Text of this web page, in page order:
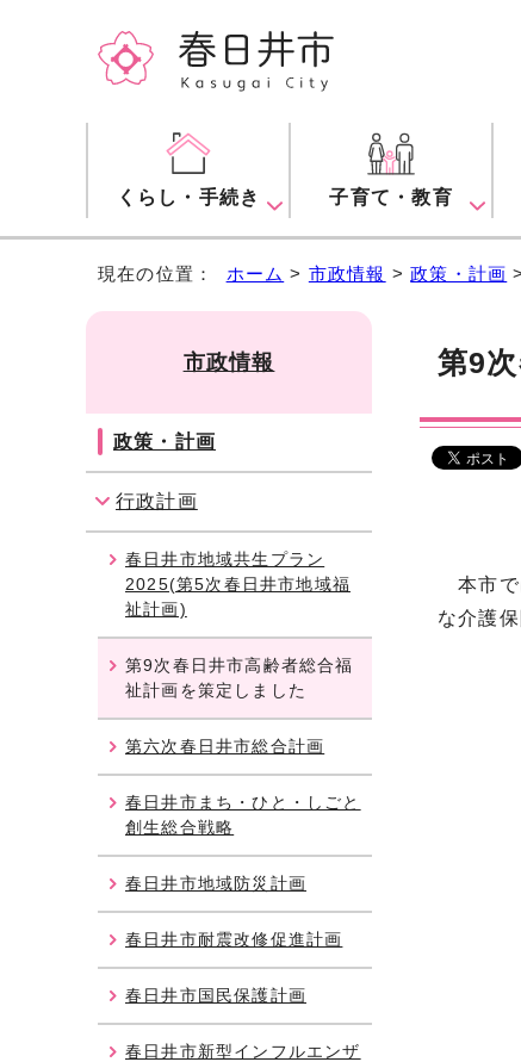
くらし・手続き 子育て・教育
現在の位置： ホーム > 市政情報 >政策・計画 >
第9
本市で
な介護
市政情報
政策・計画
行政計画
春日井市地域共生プラン
2025(第5次春日井市地域福
祉計画)
第9次春日井市高齢者総合福
祉計画を策定しました
第六次春日井市総合計画
春日井市まち・ひと・しごと
創生総合戦略
春日井市地域防災計画
春日井市耐震改修促進計画
春日井市国民保護計画
春日井市新型インフルエンザ